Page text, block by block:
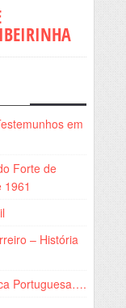
em
Forte de
– História
Portuguesa….